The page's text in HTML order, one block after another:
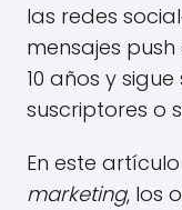
las redes
mensajes
10 años y
suscriptores o
En este
marketing, los